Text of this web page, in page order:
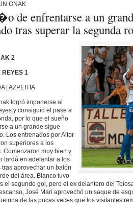
ONAK
de enfrentarse a un
tras superar la segunda
2
REYES 1
| AZPEITIA
logró imponerse al
y consiguió el pase a
por lo que el sueño
a un grande sigue
Los entrenados por Aitor
superiores a los
Comenzaron muy bien y
tardó en adelantar a los
tras aprovechar un balón
del área. Blanco tuvo
el segundo gol, pero el ex delantero del
José Mari aprovechó un saque de
una de las pocas veces que los visitantes